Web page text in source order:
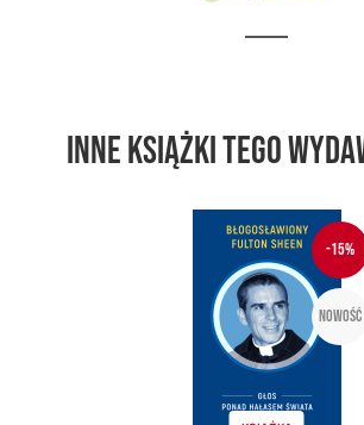
Inne książki tego
-15%
Nowość